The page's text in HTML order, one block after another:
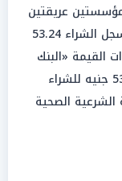
عريقتين
هما «المصرف العربي الدولي (AIB)»؛ حيث سجل الشراء 53.24
في ذات القيمة «البنك
العقاري المصري العربي (EALB)» مسجلاً 53.24 جنيه للشراء
الشرعية الصحية